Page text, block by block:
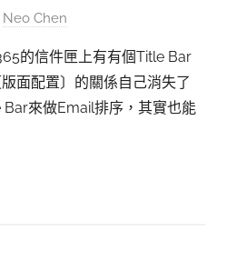
Neo Chen
的信件匣上有有個Title Bar
面配置〕的關係自己消失了
來做Email排序，其實也能